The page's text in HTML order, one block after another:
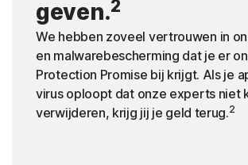
geven.2
We hebben zoveel vertrouwen in
en malwarebescherming dat je er
Protection Promise bij krijgt. Als je
virus oploopt dat onze experts niet
verwijderen, krijg jij je geld terug.2